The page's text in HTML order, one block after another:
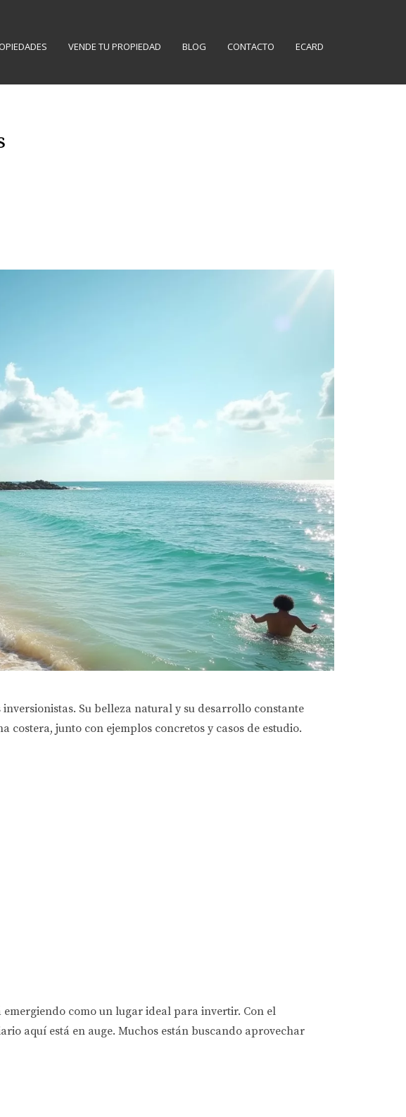
VENDE TU PROPIEDAD BLOG CONTACTO ECARD
Su belleza natural y su desarrollo constante
junto con ejemplos concretos y casos de estudio.
como un lugar ideal para invertir. Con el
aquí está en auge. Muchos están buscando aprovechar